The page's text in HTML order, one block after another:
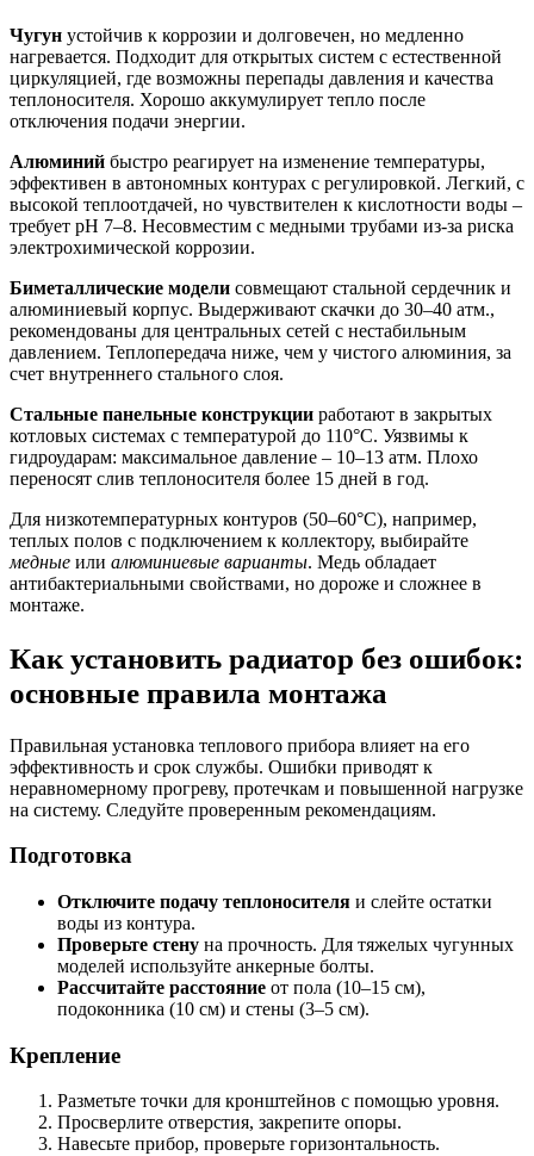
Чугун устойчив к коррозии и долговечен, но медленно
нагревается. Подходит для открытых систем с естественной
циркуляцией, где возможны перепады давления и качества
теплоносителя. Хорошо аккумулирует тепло после
отключения подачи энергии.
Алюминий быстро реагирует на изменение температуры,
эффективен в автономных контурах с регулировкой. Легкий, с
высокой теплоотдачей, но чувствителен к кислотности воды –
требует pH 7–8. Несовместим с медными трубами из-за риска
электрохимической коррозии.
Биметаллические модели совмещают стальной сердечник и
алюминиевый корпус. Выдерживают скачки до 30–40 атм.,
рекомендованы для центральных сетей с нестабильным
давлением. Теплопередача ниже, чем у чистого алюминия, за
счет внутреннего стального слоя.
Стальные панельные конструкции работают в закрытых
котловых системах с температурой до 110°C. Уязвимы к
гидроударам: максимальное давление – 10–13 атм. Плохо
переносят слив теплоносителя более 15 дней в год.
Для низкотемпературных контуров (50–60°C), например,
теплых полов с подключением к коллектору, выбирайте
медные или алюминиевые варианты. Медь обладает
антибактериальными свойствами, но дороже и сложнее в
монтаже.
Как установить радиатор без ошибок:
основные правила монтажа
Правильная установка теплового прибора влияет на его
эффективность и срок службы. Ошибки приводят к
неравномерному прогреву, протечкам и повышенной нагрузке
на систему. Следуйте проверенным рекомендациям.
Подготовка
Отключите подачу теплоносителя и слейте остатки
воды из контура.
Проверьте стену на прочность. Для тяжелых чугунных
моделей используйте анкерные болты.
Рассчитайте расстояние от пола (10–15 см),
подоконника (10 см) и стены (3–5 см).
Крепление
Разметьте точки для кронштейнов с помощью уровня.
Просверлите отверстия, закрепите опоры.
Навесьте прибор, проверьте горизонтальность.